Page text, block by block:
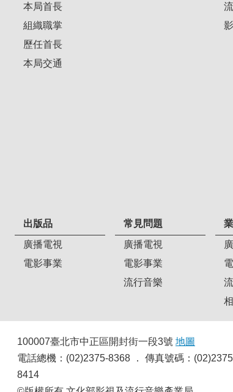
本局首長
組織職掌
歷任首長
本局交通
出版品
廣播電視
電影事業
常見問題
廣播電視
電影事業
流行音樂
100007臺北市中正區開封街一段3號 地圖
電話總機：(02)2375-8368 ． 傳真號碼：
8414